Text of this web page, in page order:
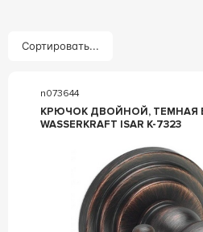
Сортировать...
n073644
КРЮЧОК ДВОЙНОЙ, ТЕМНАЯ
WASSERKRAFT ISAR K-7323